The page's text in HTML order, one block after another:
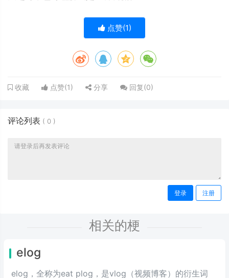
点赞(1)
收藏 点赞(1) 分享 回复(0)
评论列表 ( 0 )
登录 注册
相关的梗
elog
elog，全称为eat plog，是vlog（视频博客）的衍生词